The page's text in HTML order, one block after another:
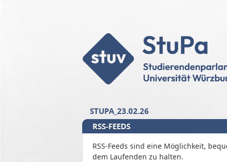
Startseite
STUPA_23.02.26
RSS-FEEDS
RSS-Feeds sind eine Möglichkeit,
dem Laufenden zu halten.